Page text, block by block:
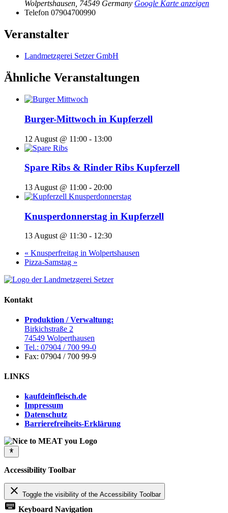
Wolpertshausen, 74549 Germany Google Karte anzeigen
Telefon 07904700990
Veranstalter
Landmetzgerei Setzer GmbH
Ähnliche Veranstaltungen
Burger-Mittwoch in Kupferzell
12 August @ 11:00 - 13:00
Spare Ribs & Rinder Ribs Kupferzell
13 August @ 11:00 - 20:00
Knusperdonnerstag in Kupferzell
13 August @ 11:30 - 12:30
« Knusperfreitag in Wolpertshausen
Pizza-Samstag »
Kontakt
Produktion / Verwaltung:
Birkichstraße 2
74549 Wolperthausen
Tel.: 07904 / 700 99-0
Fax: 07904 / 700 99-9
LINKS
kaufdeinfleisch.de
Impressum
Datenschutz
Barrierefreiheits-Erklärung
Accessibility Toolbar
close Toggle the visibility of the Accessibility Toolbar
keyboard Keyboard Navigation